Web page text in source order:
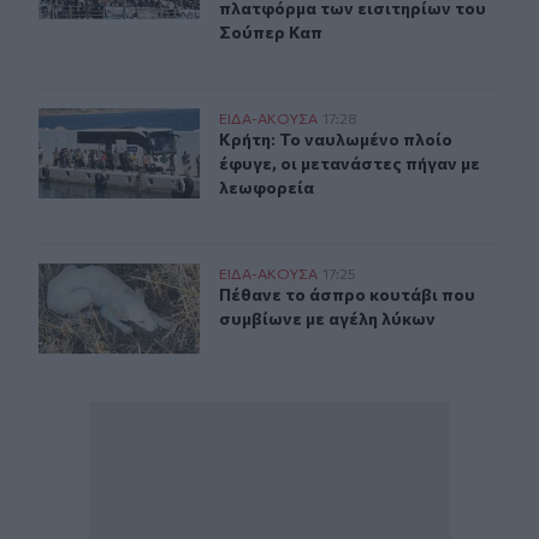
πλατφόρμα των εισιτηρίων του
Σούπερ Καπ
Κρήτη: Το ναυλωμένο πλοίο έφυγε, οι μετανάστες
ΕΙΔΑ-ΑΚΟΥΣΑ 17:28
Κρήτη: Το ναυλωμένο πλοίο έφυγε,
Κρήτη: Το ναυλωμένο πλοίο
έφυγε, οι μετανάστες πήγαν με
λεωφορεία
Πέθανε το άσπρο κουτάβι που συμβίωνε με αγέλη λύκων
ΕΙΔΑ-ΑΚΟΥΣΑ 17:25
Πέθανε το άσπρο κουτάβι που
Πέθανε το άσπρο κουτάβι που
συμβίωνε με αγέλη λύκων